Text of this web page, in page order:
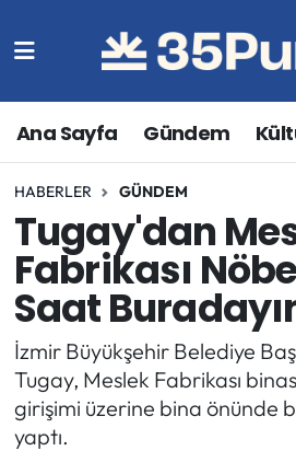
Ana Sayfa Gündem
HABERLER GÜNDEM
Tugay'dan
Fabrikası
Saat
İzmir Büyükşehir Belediye
Tugay, Meslek Fabrikası
girişimi üzerine bina önünde
yaptı.